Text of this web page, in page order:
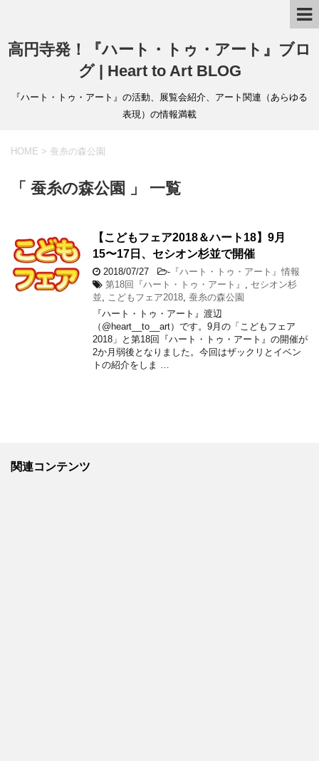
高円寺発！『ハート・トゥ・アート』ブロ
グ | Heart to Art BLOG
『ハート・トゥ・アート』の活動、展覧会紹介、アート関連（あらゆる
表現）の情報満載
HOME > 蚕糸の森公園
「 蚕糸の森公園 」 一覧
【こどもフェア2018＆ハート18】9月
15〜17日、セシオン杉並で開催
2018/07/27 - 『ハート・トゥ・アート』情報
第18回『ハート・トゥ・アート』
セシオン杉
並
こどもフェア2018 蚕糸の森公園
『ハート・トゥ・アート』渡辺
（@heart__to__art）です。9月の「こどもフェア
2018」と第18回『ハート・トゥ・アート』の開催が
2か月弱後となりました。今回はザックリとイベン
トの紹介をしま …
関連コンテンツ